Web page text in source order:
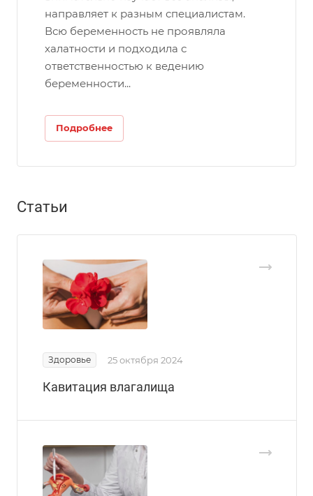
направляет к разным специалистам.
Всю беременность не проявляла
халатности и подходила с
ответственностью к ведению
беременности​...
Подробнее
Статьи
Здоровье 25 октября 2024
Кавитация влагалища